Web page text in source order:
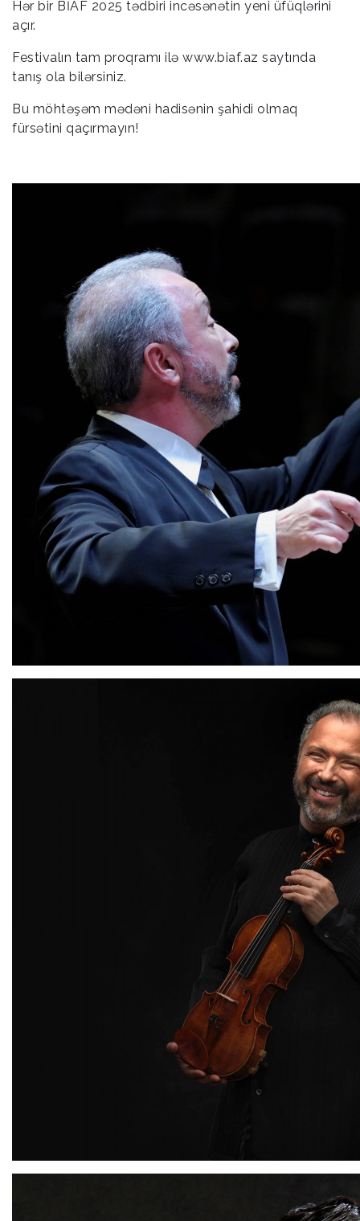
Hər bir BİAF 2025 tədbiri incəsənətin yeni üfüqlərini
açır.
Festivalın tam proqramı ilə www.biaf.az saytında
tanış ola bilərsiniz.
Bu möhtəşəm mədəni hadisənin şahidi olmaq
fürsətini qaçırmayın!